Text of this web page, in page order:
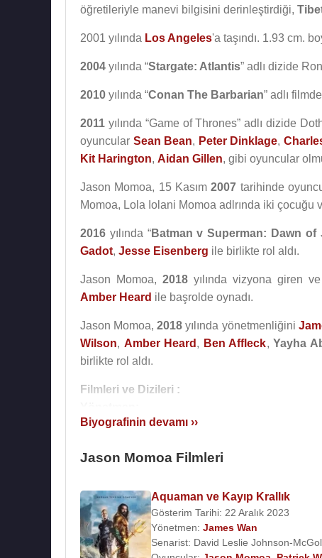
öğretileriyle manevi bilgisini derinleştirdiği,
2001 yılında Los Angeles'a taşındı. 1.93 cm.
2004 yılında “Stargate: Atlantis” adlı dizide
2010 yılında “Conan The Barbarian” adlı
2011 yılında “Game of Thrones” adlı dizide
oyuncular Sean Bean, Peter Dinklage,
Kit Harington, Aidan Gillen, gibi oyuncular
Jason Momoa, 15 Kasım2007 tarihinde
Momoa, Lola Iolani Momoa adlrında iki çocuğu
2016 yılında “Batman v Superman: Dawn of
Gadot, Jesse Eisenberg ile birlikte rol aldı.
Jason Momoa, 2018yılında vizyona giren
Amber Heard ile başrolde oynadı.
Jason Momoa,2018 yılında yönetmenliğini
Wilson, Amber Heard , Ben Affleck,Yayha
birlikte rol aldı.
Filmleri ve Dizileri :
2014 - Road to Paloma (Sinema Filmi)
Senaryo :
Yapımcı :
2014 - Road to Paloma (Sinema Filmi)
Oyuncu :
Biyografinin devamı ››
Jason Momoa Filmleri
Aquaman ve Kayıp Krallık
Gösterim Tarihi: 22 Aralık 2023
Yönetmen: James Wan
Senarist: David Leslie Johnson-